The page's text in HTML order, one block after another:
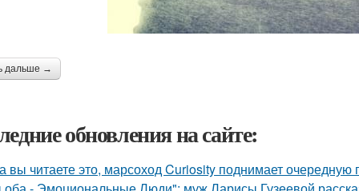
дальше →
обновления на сайте:
вы читаете это, марсоход Curiosity поднимает